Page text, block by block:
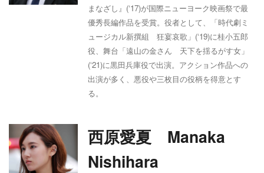
まなざし』 (‘17)が国際ニューヨーク映画祭で最
優秀長編作品を受賞。役者として、「時代劇ミ
ュージカル新撰組 狂宴哀歌」 (‘19)に桂小五郎
役、舞台「遠山の金さん 天下を揺るがす女」
(‘21)に黒田兵庫役で出演。アクション作品への
出演が多く、悪役や三枚目の役柄を得意とす
る。
西原愛夏 Manaka
Nishihara